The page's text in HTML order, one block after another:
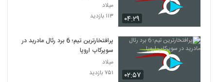
۰۴:۲۹
میلاد
۱۱۳ بازدید
۰۲:۵۷
پرافتخارترین تیم؛ 6 برد رئال مادرید در
سوپرکاپ اروپا
میلاد
۷۵۱ بازدید